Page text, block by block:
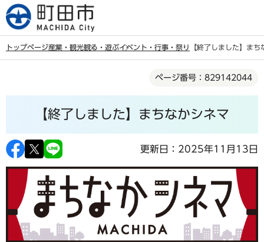
こ
の
す
トップページ産業・観光観る・遊ぶイベント・行事・祭り 【終了しました】まち
ら
ページ番号：829142044
【終了しました】まちなかシネマ
更新日：2025年11月13日